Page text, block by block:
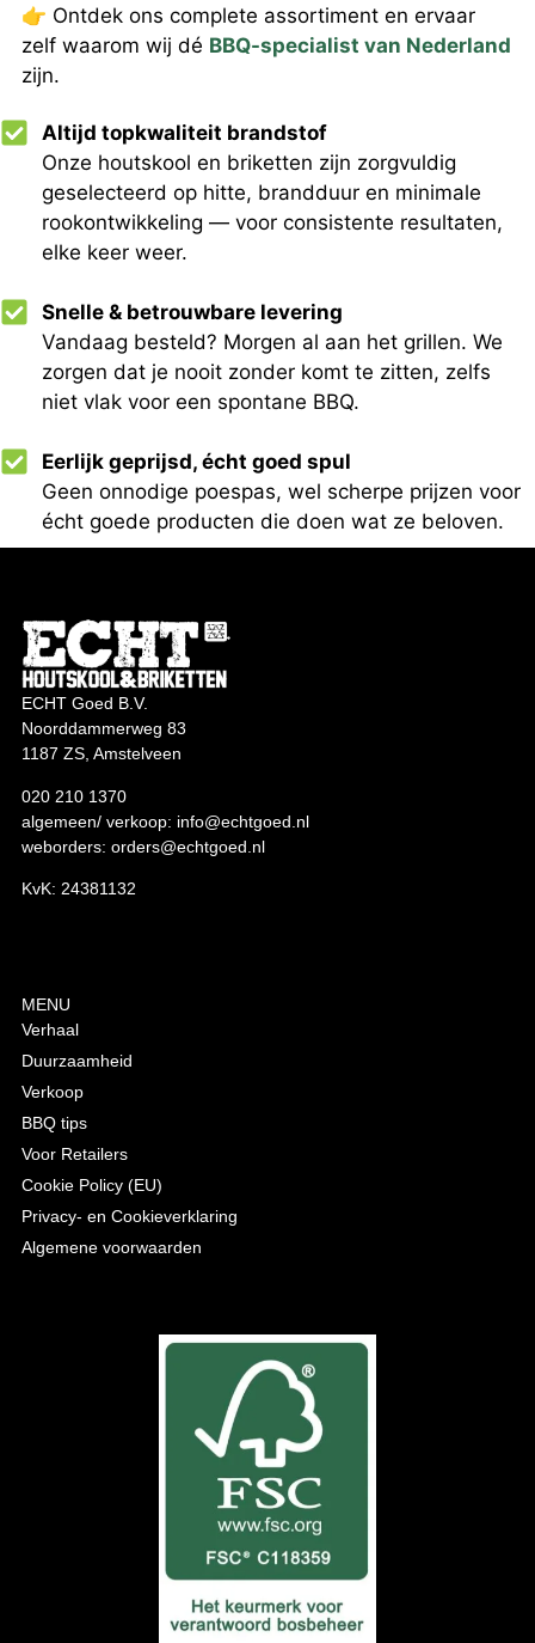
Altijd topkwaliteit brandstof
Onze houtskool en briketten zijn zorgvuldig
geselecteerd op hitte, brandduur en minimale
rookontwikkeling — voor consistente resultaten,
elke keer weer.
Snelle & betrouwbare levering
Vandaag besteld? Morgen al aan het grillen. We
zorgen dat je nooit zonder komt te zitten, zelfs
niet vlak voor een spontane BBQ.
Eerlijk geprijsd, écht goed spul
Geen onnodige poespas, wel scherpe prijzen voor
écht goede producten die doen wat ze beloven.
👉 Ontdek ons complete assortiment en ervaar
zelf waarom wij dé BBQ-specialist van Nederland
zijn.
ECHT Goed B.V.
Noorddammerweg 83
1187 ZS, Amstelveen
020 210 1370
algemeen/ verkoop: info@echtgoed.nl
weborders: orders@echtgoed.nl
KvK: 24381132
MENU
Verhaal
Duurzaamheid
Verkoop
BBQ tips
Voor Retailers
Cookie Policy (EU)
Privacy- en Cookieverklaring
Algemene voorwaarden